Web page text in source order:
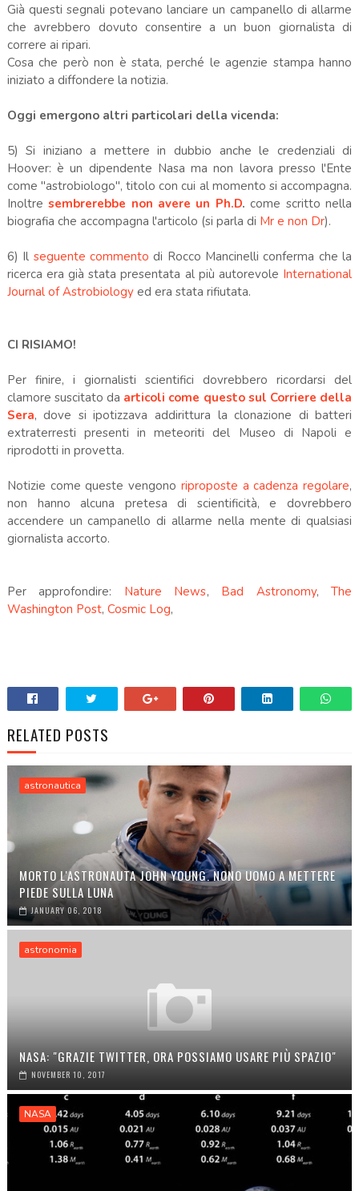
Già questi segnali potevano lanciare un campanello di allarme
che avrebbero dovuto consentire a un buon giornalista di
correre ai ripari.
Cosa che però non è stata, perché le agenzie stampa hanno
iniziato a diffondere la notizia.
Oggi emergono altri particolari della vicenda:
5) Si iniziano a mettere in dubbio anche le credenziali di
Hoover: è un dipendente Nasa ma non lavora presso l'Ente
come "astrobiologo", titolo con cui al momento si accompagna.
Inoltresembrerebbe non avere un Ph.D. come scritto nella
biografia che accompagna l'articolo (si parla di Mr e non Dr).
6) Il seguente commento di Rocco Mancinelli conferma che la
ricerca era già stata presentata al più autorevole International
Journal of Astrobiologyed era stata rifiutata.
CI RISIAMO!
Per finire, i giornalisti scientifici dovrebbero ricordarsi del
clamore suscitato da articoli come questo sul Corriere della
Sera, dove si ipotizzava addirittura la clonazione di batteri
extraterresti presenti in meteoriti del Museo di Napoli e
riprodotti in provetta.
Notizie come queste vengono riproposte a cadenza regolare,
non hanno alcuna pretesa di scientificità, e dovrebbero
accendere un campanello di allarme nella mente di qualsiasi
giornalista accorto.
Per approfondire: Nature News, Bad Astronomy,The
Washington Post, Cosmic Log,
RELATED POSTS
astronautica
MORTO L'ASTRONAUTA JOHN YOUNG. NONO UOMO A METTERE
PIEDE SULLA LUNA
JANUARY 06, 2018
astronomia
NASA: "GRAZIE TWITTER, ORA POSSIAMO USARE PIÙ SPAZIO"
NOVEMBER 10, 2017
NASA